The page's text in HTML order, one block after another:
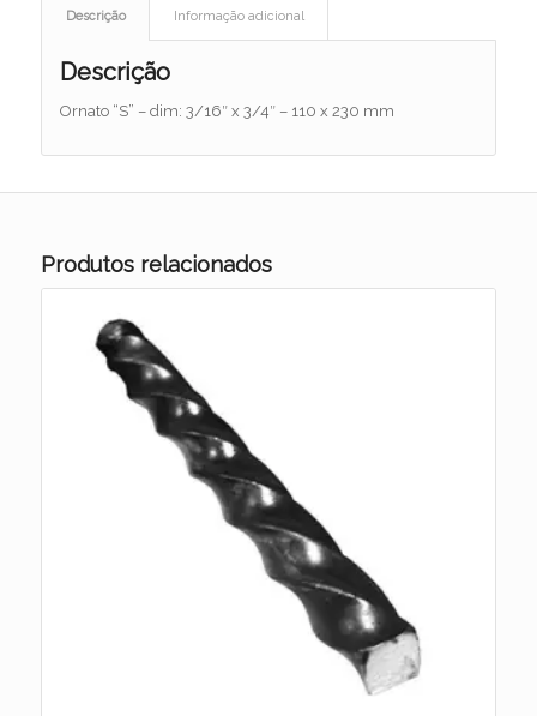
Descrição Informação adicional
Descrição
Ornato “S” – dim: 3/16″ x 3/4″ – 110 x 230 mm
Produtos relacionados